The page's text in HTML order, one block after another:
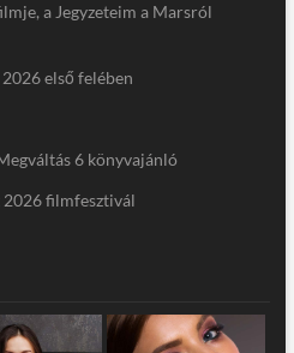
a Jegyzeteim a Marsról
első felében
6 könyvajánló
filmfesztivál